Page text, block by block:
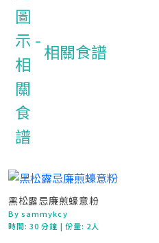
相關食譜
黑松露忌廉煎蠔意粉
By sammykcy
時間:30 分鐘 | 份量: 2人